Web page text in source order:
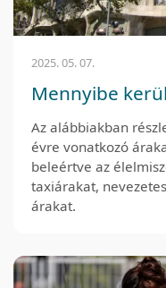
2025. 05. 07.
Mennyibe
Az alábbiakban
évre vonatkozó
beleértve az
taxiárakat,
árakat.